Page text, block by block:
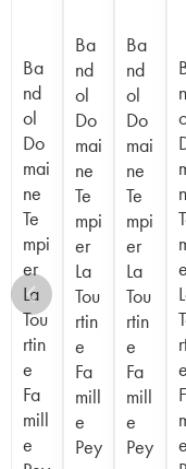
Ba
nd
ol
Do
mai
ne
Te
mpi
er
La
Tou
rtin
e
Fa
mill
e
Ba
nd
ol
Do
mai
ne
Te
mpi
er
La
Tou
rtin
e
Fa
mill
e
Pey
Ba
nd
ol
Do
mai
ne
Te
mpi
er
La
Tou
rtin
e
Fa
mill
e
Pey
e
e